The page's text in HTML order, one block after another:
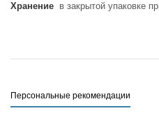
Хранение в закрытой упаковке
Персональные рекомендации